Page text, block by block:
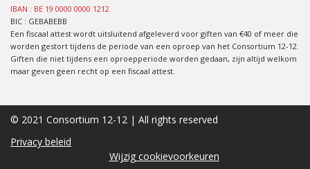
IBAN : BE 19 0000 0000 1212
BIC : GEBABEBB
Een fiscaal attest wordt uitsluitend afgeleverd voor giften van €40 of meer die
worden gestort tijdens de periode van een oproep van het Consortium 12-12.
Giften die niet tijdens een oproepperiode worden gedaan, zijn altijd welkom
maar geven geen recht op een fiscaal attest.
© 2021 Consortium 12-12 | All rights reserved
Privacy beleid
Wijzig cookievoorkeuren